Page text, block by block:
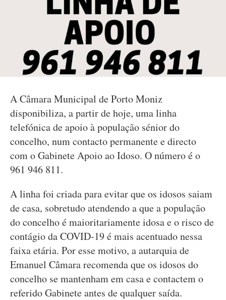
A Câmara Municipal de Porto Moniz
disponibiliza, a partir de hoje, uma linha
telefónica de apoio à população sénior do
concelho, num contacto permanente e directo
com o Gabinete Apoio ao Idoso. O número é o
961 946 811.
A linha foi criada para evitar que os idosos saiam
de casa, sobretudo atendendo a que a população
do concelho é maioritariamente idosa e o risco de
contágio da COVID-19 é mais acentuado nessa
faixa etária. Por esse motivo, a autarquia de
Emanuel Câmara recomenda que os idosos do
concelho se mantenham em casa e contactem o
referido Gabinete antes de qualquer saída.